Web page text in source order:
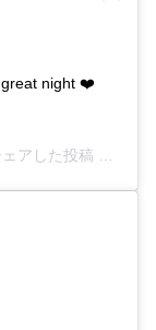
great night ❤️
アした投稿 –